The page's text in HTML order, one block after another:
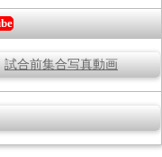
試合前集合写真動画